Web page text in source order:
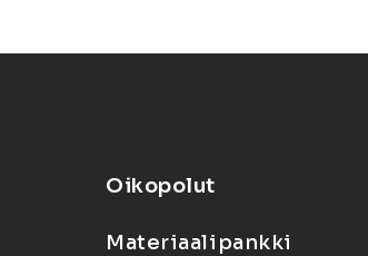
Oikopolut
Materiaalipankki